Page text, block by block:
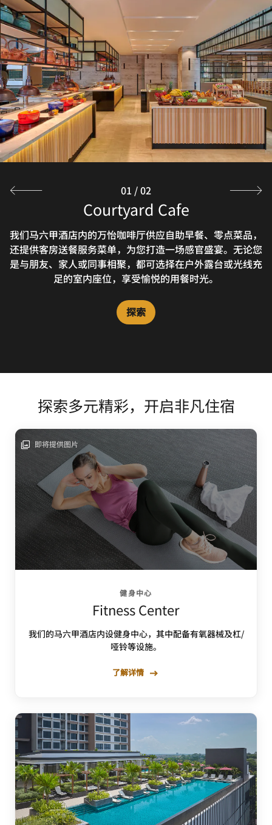
Courtyard Cafe
我们马六甲酒店内的万怡咖啡厅供应自助早餐、零点菜品，
还提供客房送餐服务菜单，为您打造一场感官盛宴。无论您
是与朋友、家人或同事相聚，都可选择在户外露台或光线充
足的室内座位，享受愉悦的用餐时光。
探索
1939 Lounge
Have a quiet drink and catch up with friends at 1939
Lounge, designed around four central experiences:
business, gathering, leisure, and relaxation. Meet, sip
and savor the end of a perfect day with an evening
drink in our Melaka hotel lounge bar.
探索
01 /02
探索多元精彩，开启非凡住宿
即将提供图片
健身中心
Fitness Center
我们的马六甲酒店内设健身中心，其中配备有氧器械及杠/
哑铃等设施。
了解详情